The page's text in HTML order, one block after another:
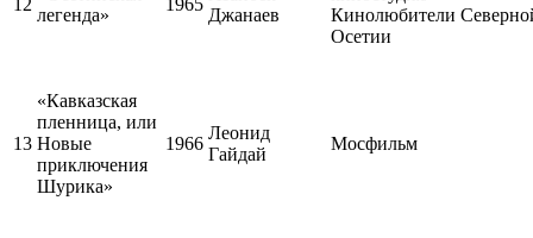
12
легенда»
1965
Джанаев
Кинолюбители
Осетии
13
«Кавказская
пленница, или
Новые
приключения
Шурика»
1966
Леонид
Гайдай
Мосфильм